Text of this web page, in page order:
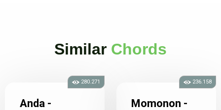
Similar Chords
Anda -
280.271
Momonon -
236.158